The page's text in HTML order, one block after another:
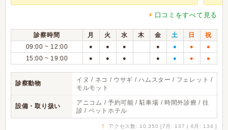
口コミをすべて見る
診察時間 月 火 水 木 金 土 日
祝
09:00 ~ 12:00
● ● ● ● ● ● ●
15:00 ~ 19:00 ● ● ● ● ● ● ●
診察動物
イヌ / ネコ / ウサギ / ハムスター / フェレット /
モルモット
設備・取り扱い
アニコム / 予約可能 / 駐車場 / 時間外診療 / 往
診 / ペットホテル
↑ アクセス数: 10,350 [7月: 137 | 6月: 134 ]